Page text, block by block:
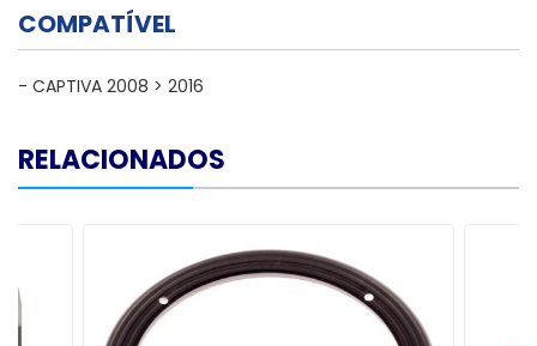
COMPATÍVEL
- CAPTIVA 2008 > 2016
RELACIONADOS